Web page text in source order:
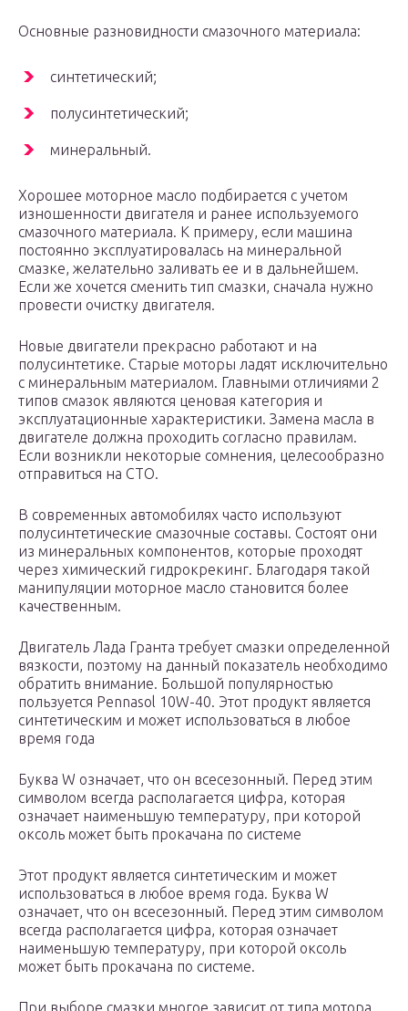
Основные разновидности смазочного материала:
синтетический;
полусинтетический;
минеральный.
Хорошее моторное масло подбирается с учетом
изношенности двигателя и ранее используемого
смазочного материала. К примеру, если машина
постоянно эксплуатировалась на минеральной
смазке, желательно заливать ее и в дальнейшем.
Если же хочется сменить тип смазки, сначала нужно
провести очистку двигателя.
Новые двигатели прекрасно работают и на
полусинтетике. Старые моторы ладят исключительно
с минеральным материалом. Главными отличиями 2
типов смазок являются ценовая категория и
эксплуатационные характеристики. Замена масла в
двигателе должна проходить согласно правилам.
Если возникли некоторые сомнения, целесообразно
отправиться на СТО.
В современных автомобилях часто используют
полусинтетические смазочные составы. Состоят они
из минеральных компонентов, которые проходят
через химический гидрокрекинг. Благодаря такой
манипуляции моторное масло становится более
качественным.
Двигатель Лада Гранта требует смазки определенной
вязкости, поэтому на данный показатель необходимо
обратить внимание. Большой популярностью
пользуется Pennasol 10W-40. Этот продукт является
синтетическим и может использоваться в любое
время года
Буква W означает, что он всесезонный. Перед этим
символом всегда располагается цифра, которая
означает наименьшую температуру, при которой
оксоль может быть прокачана по системе
Этот продукт является синтетическим и может
использоваться в любое время года. Буква W
означает, что он всесезонный. Перед этим символом
всегда располагается цифра, которая означает
наименьшую температуру, при которой оксоль
может быть прокачана по системе.
При выборе смазки многое зависит от типа мотора,